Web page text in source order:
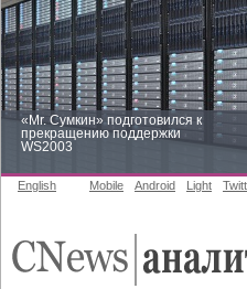
«Mr. Сумкин» подготовился к
прекращению поддержки
WS2003
English Mobile Android Light